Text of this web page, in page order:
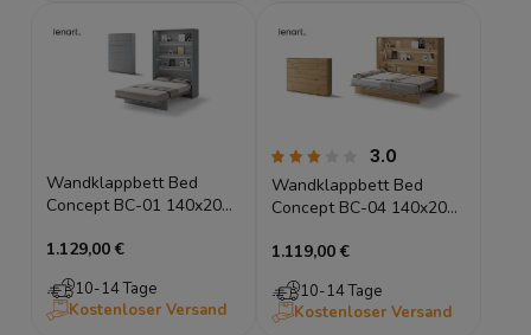
Wandklappbett Bed
Concept BC-01 140x200
Lenart Gästebett Grau
1.129,00 €
10-14 Tage
Kostenloser Versand
3.0
Wandklappbett Bed
Concept BC-04 140x200
Lenart Gästebett Eiche
Artisan
1.119,00 €
10-14 Tage
Kostenloser Versand